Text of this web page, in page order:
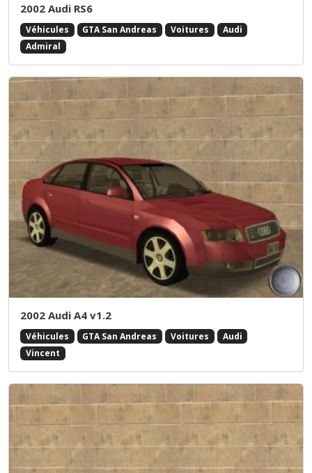
2002 Audi RS6
Véhicules GTA San Andreas Voitures
Audi
Admiral
2002 Audi A4 v1.2
Véhicules GTA San Andreas Voitures
Audi
Vincent